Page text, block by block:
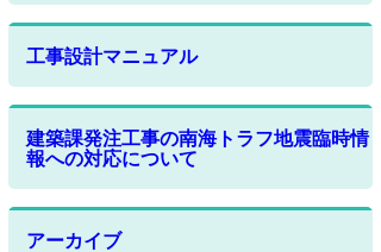
工事設計マニュアル
建築課発注工事の南海トラフ地震臨時情
報への対応について
アーカイブ